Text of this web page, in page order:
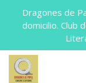
Dragones de
domicilio. Club